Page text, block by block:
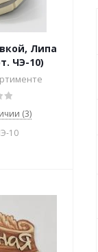
Липа
ЧЭ-10)
(3)
10